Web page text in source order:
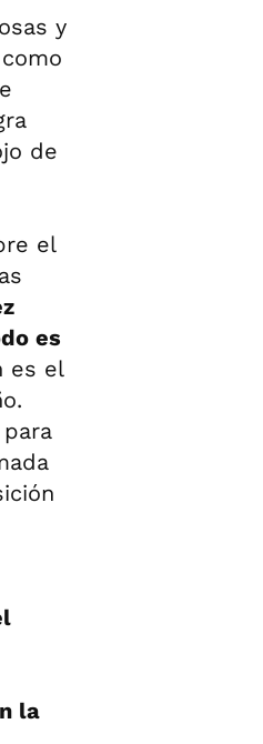
y
de
el
es
es el
para
la